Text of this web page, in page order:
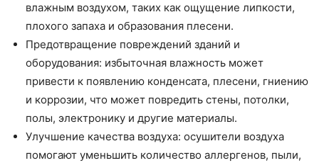
влажным воздухом, таких как ощущение липкости,
плохого запаха и образования плесени.
Предотвращение повреждений зданий и
оборудования: избыточная влажность может
привести к появлению конденсата, плесени, гниению
и коррозии, что может повредить стены, потолки,
полы, электронику и другие материалы.
Улучшение качества воздуха: осушители воздуха
помогают уменьшить количество аллергенов, пыли,